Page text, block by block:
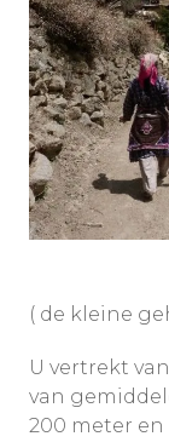
( de kleine
U vertrekt
van
200 meter